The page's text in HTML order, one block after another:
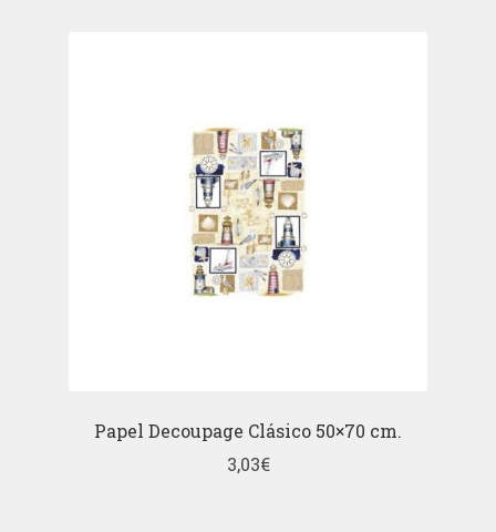
Papel Decoupage Clásico 50×70 cm.
3,03€